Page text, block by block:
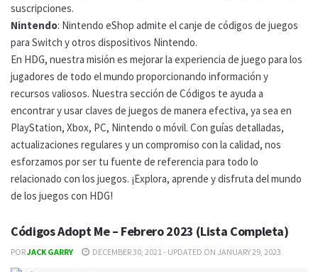
suscripciones.
Nintendo: Nintendo eShop admite el canje de códigos de juegos
para Switch y otros dispositivos Nintendo.
En HDG, nuestra misión es mejorar la experiencia de juego para los
jugadores de todo el mundo proporcionando información y
recursos valiosos. Nuestra sección de Códigos te ayuda a
encontrar y usar claves de juegos de manera efectiva, ya sea en
PlayStation, Xbox, PC, Nintendo o móvil. Con guías detalladas,
actualizaciones regulares y un compromiso con la calidad, nos
esforzamos por ser tu fuente de referencia para todo lo
relacionado con los juegos. ¡Explora, aprende y disfruta del mundo
de los juegos con HDG!
Códigos Adopt Me – Febrero 2023 (Lista Completa)
PORJACK GARRY DECEMBER 30, 2021 - UPDATED ON JANUARY 29, 2023